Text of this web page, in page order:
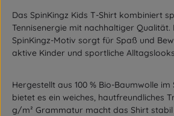
Das SpinKingz Kids T-Shirt kombiniert
Tennisenergie mit nachhaltiger
SpinKingz-Motiv sorgt für Spaß und
aktive Kinder und sportliche
Hergestellt aus 100 % Bio-Baumwolle im
bietet es ein weiches, hautfreundliches
g/m² Grammatur macht das Shirt